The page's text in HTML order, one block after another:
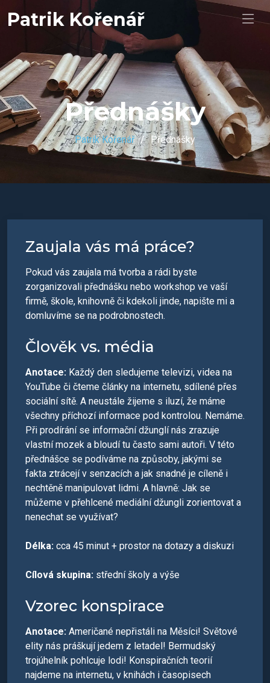
Patrik Kořenář
Přednášky
Patrik Kořenář Přednášky
Zaujala vás má práce?
Pokud vás zaujala má tvorba a rádi byste
zorganizovali přednášku nebo workshop ve vaší
firmě, škole, knihovně či kdekoli jinde, napište mi a
domluvíme se na podrobnostech.
Člověk vs. média
Anotace: Každý den sledujeme televizi, videa na
YouTube či čteme články na internetu, sdílené přes
sociální sítě. A neustále žijeme s iluzí, že máme
všechny příchozí informace pod kontrolou. Nemáme.
Při prodírání se informační džunglí nás zrazuje
vlastní mozek a bloudí tu často sami autoři. V této
přednášce se podíváme na způsoby, jakými se
fakta ztrácejí v senzacích a jak snadné je cíleně i
nechtěně manipulovat lidmi. A hlavně: Jak se
můžeme v přehlcené mediální džungli zorientovat a
nenechat se využívat?
Délka: cca 45 minut + prostor na dotazy a diskuzi
Cílová skupina: střední školy a výše
Vzorec konspirace
Anotace: Američané nepřistáli na Měsíci! Světové
elity nás práškují jedem z letadel! Bermudský
trojúhelník pohlcuje lodi! Konspiračních teorií
najdeme na internetu, v knihách i časopisech